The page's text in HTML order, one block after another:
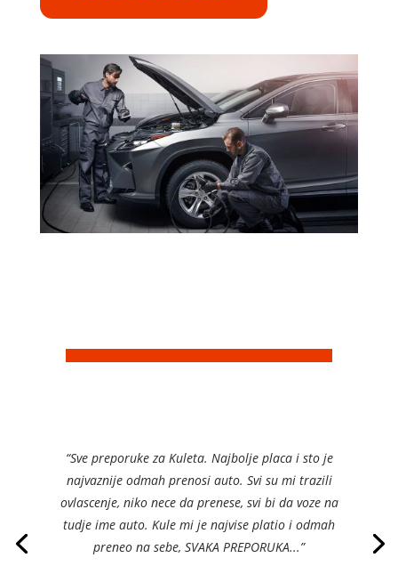
“Sve preporuke za Kuleta. Najbolje placa i sto je
najvaznije odmah prenosi auto. Svi su mi trazili
ovlascenje, niko nece da prenese, svi bi da voze na
tudje ime auto. Kule mi je najvise platio i odmah
preneo na sebe, SVAKA PREPORUKA...”